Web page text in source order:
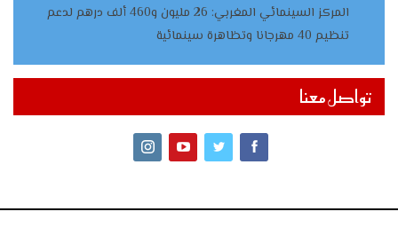
المركز السينمائي المغربي: 26 مليون و460 ألف درهم لدعم
تنظيم 40 مهرجانا وتظاهرة سينمائية
تواصل معنا